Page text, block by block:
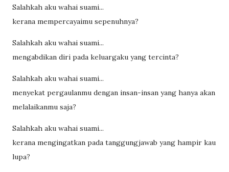
Salahkah aku wahai suami...
kerana mempercayaimu sepenuhnya?
Salahkah aku wahai suami...
mengabdikan diri pada keluargaku yang tercinta?
Salahkah aku wahai suami...
menyekat pergaulanmu dengan insan-insan yang hanya akan
melalaikanmu saja?
Salahkah aku wahai suami...
kerana mengingatkan pada tanggungjawab yang hampir kau
lupa?